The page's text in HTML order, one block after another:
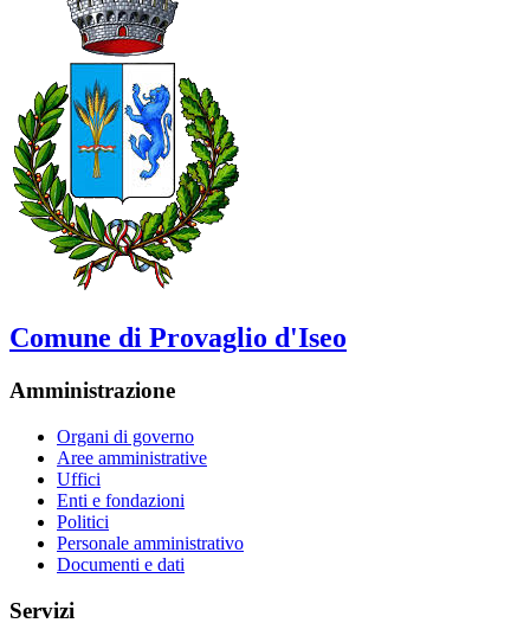
Comune di Provaglio d'Iseo
Amministrazione
Organi di governo
Aree amministrative
Uffici
Enti e fondazioni
Politici
Personale amministrativo
Documenti e dati
Servizi